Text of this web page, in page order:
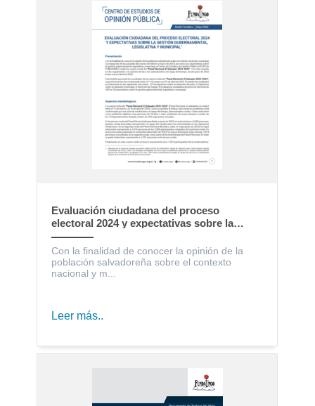
Evaluación ciudadana del proceso
electoral 2024 y expectativas sobre la
gestión gubernamental, legislativa y
municipal
Con la finalidad de conocer la opinión de la
población salvadoreña sobre el contexto
nacional y m...
Leer más..